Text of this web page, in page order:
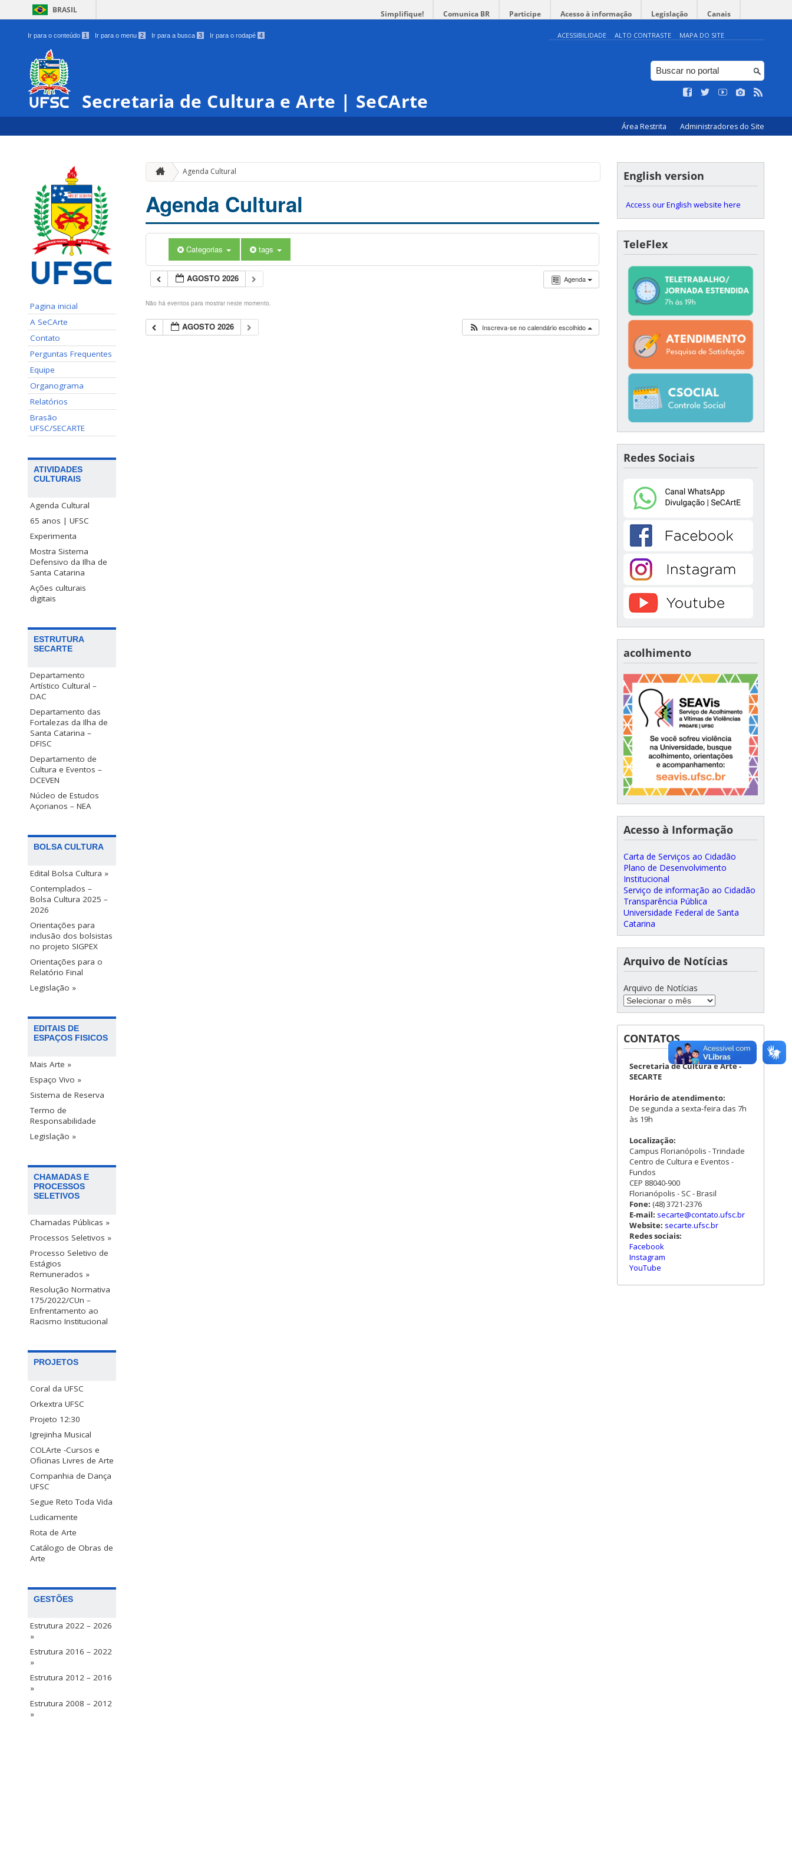
BRASIL Simplifique! Comunica BR Participe Acesso à informação Legislação Canais
Ir para o conteúdo 1 Ir para o menu 2 Ir para a busca 3 Ir para o rodapé 4 ACESSIBILIDADE ALTO CONTRASTE MAPA DO SITE
Secretaria de Cultura e Arte | SeCArte
Área Restrita Administradores do Site
Pagina inicial
A SeCArte
Contato
Perguntas Frequentes
Equipe
Organograma
Relatórios
Brasão
UFSC/SECARTE
ATIVIDADES
CULTURAIS
Agenda Cultural
65 anos | UFSC
Experimenta
Mostra Sistema
Defensivo da Ilha de
Santa Catarina
Ações culturais
digitais
ESTRUTURA
SECARTE
Departamento
Artístico Cultural –
DAC
Departamento das
Fortalezas da Ilha de
Santa Catarina –
DFISC
Departamento de
Cultura e Eventos –
DCEVEN
Núcleo de Estudos
Açorianos – NEA
BOLSA CULTURA
Edital Bolsa Cultura »
Contemplados –
Bolsa Cultura 2025 –
2026
Orientações para
inclusão dos bolsistas
no projeto SIGPEX
Orientações para o
Relatório Final
Legislação »
EDITAIS DE
ESPAÇOS FISICOS
Mais Arte »
Espaço Vivo »
Sistema de Reserva
Termo de
Responsabilidade
Legislação »
CHAMADAS E
PROCESSOS
SELETIVOS
Chamadas Públicas »
Processos Seletivos »
Processo Seletivo de
Estágios
Remunerados »
Resolução Normativa
175/2022/CUn –
Enfrentamento ao
Racismo Institucional
PROJETOS
Coral da UFSC
Orkextra UFSC
Projeto 12:30
Igrejinha Musical
COLArte -Cursos e
Oficinas Livres de Arte
Companhia de Dança
UFSC
Segue Reto Toda Vida
Ludicamente
Rota de Arte
Catálogo de Obras de
Arte
GESTÕES
Estrutura 2022 – 2026
»
Estrutura 2016 – 2022
»
Estrutura 2012 – 2016
»
Estrutura 2008 – 2012
»
Agenda Cultural
Agenda Cultural
Categorias tags
Agenda
AGOSTO 2026
Não há eventos para mostrar neste momento.
AGOSTO 2026 Inscreva-se no calendário escolhido
English version
Access our English website here
TeleFlex
Redes Sociais
acolhimento
Acesso à Informação
Carta de Serviços ao Cidadão
Plano de Desenvolvimento
Institucional
Serviço de informação ao Cidadão
Transparência Pública
Universidade Federal de Santa
Catarina
Arquivo de Notícias
Arquivo de Notícias
CONTATOS
Secretaria de Cultura e Arte -
SECARTE
Horário de atendimento:
De segunda a sexta-feira das 7h
às 19h
Localização:
Campus Florianópolis - Trindade
Centro de Cultura e Eventos -
Fundos
CEP 88040-900
Florianópolis - SC - Brasil
Fone: (48) 3721-2376
E-mail: secarte@contato.ufsc.br
Website: secarte.ufsc.br
Redes sociais:
Facebook
Instagram
YouTube